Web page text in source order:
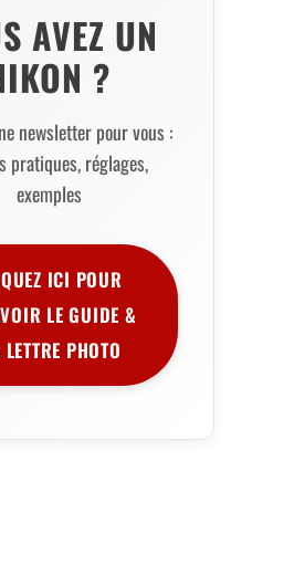
AVEZ UN
?
newsletter pour vous :
pratiques, réglages,
exemples
ICI POUR
LE GUIDE &
PHOTO